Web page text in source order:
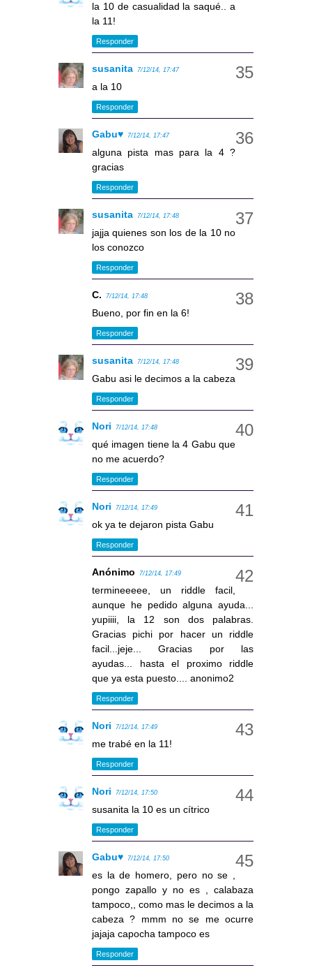
la 10 de casualidad la saqué.. a
la 11!
Responder
susanita 7/12/14, 17:47
a la 10
Responder
Gabu♥ 7/12/14, 17:47
alguna pista mas para la 4 ?
gracias
Responder
susanita 7/12/14, 17:48
jajja quienes son los de la 10 no
los conozco
Responder
C. 7/12/14, 17:48
Bueno, por fin en la 6!
Responder
susanita 7/12/14, 17:48
Gabu asi le decimos a la cabeza
Responder
Nori 7/12/14, 17:48
qué imagen tiene la 4 Gabu que
no me acuerdo?
Responder
Nori 7/12/14, 17:49
ok ya te dejaron pista Gabu
Responder
Anónimo 7/12/14, 17:49
termineeeee, un riddle facil,
aunque he pedido alguna ayuda...
yupiiii, la 12 son dos palabras.
Gracias pichi por hacer un riddle
facil...jeje... Gracias por las
ayudas... hasta el proximo riddle
que ya esta puesto.... anonimo2
Responder
Nori 7/12/14, 17:49
me trabé en la 11!
Responder
Nori 7/12/14, 17:50
susanita la 10 es un cítrico
Responder
Gabu♥ 7/12/14, 17:50
es la de homero, pero no se ,
pongo zapallo y no es , calabaza
tampoco,, como mas le decimos a la
cabeza ? mmm no se me ocurre
jajaja capocha tampoco es
Responder